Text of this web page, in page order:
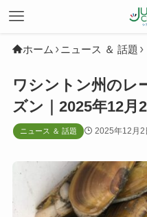
ホーム ニュース ＆ 話題
ワシントン州のレ
ズン｜2025年12月
ニュース ＆ 話題 2025年12月2